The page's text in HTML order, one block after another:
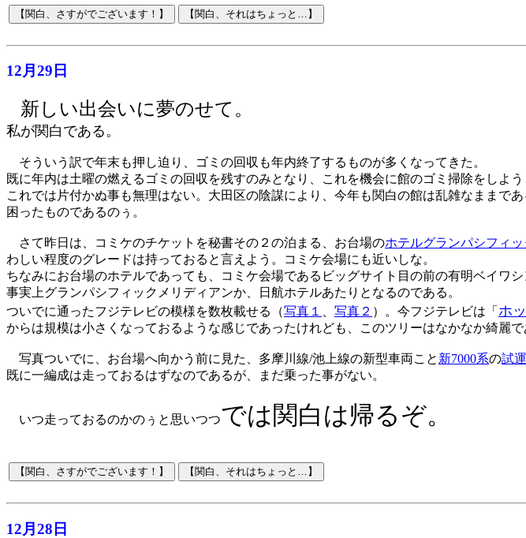
12月29日
新しい出会いに夢のせて。
私が関白である。
そういう訳で年末も押し迫り、ゴミの回収も年内終了するものが多くなってきた。
既に年内は土曜の燃えるゴミの回収を残すのみとなり、これを機会に館のゴミ掃除をしよ
これでは片付かぬ事も無理はない。大田区の陰謀により、今年も関白の館は乱雑なままであ
困ったものであるのぅ。
さて昨日は、コミケのチケットを秘書その２の泊まる、お台場のホテルグランパシフィ
わしい程度のグレードは持っておると言えよう。コミケ会場にも近いしな。
ちなみにお台場のホテルであっても、コミケ会場であるビッグサイト目の前の有明ベイワ
事実上グランパシフィックメリディアンか、日航ホテルあたりとなるのである。
ついでに通ったフジテレビの模様を数枚載せる（写真１ 写真２ ）。今フジテレビは「 ホ
からは規模は小さくなっておるような感じであったけれども、このツリーはなかなか綺麗で
写真ついでに、お台場へ向かう前に見た、多摩川線/池上線の新型車両こと 新7000系の試
既に一編成は走っておるはずなのであるが、まだ乗った事がない。
いつ走っておるのかのぅと思いつつでは関白は帰るぞ。
12月28日